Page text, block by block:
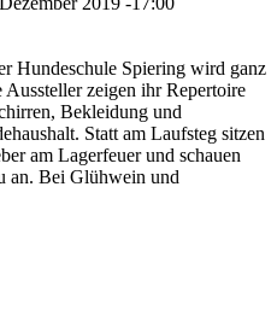
Hundeschule Spiering wird ganz
zeigen ihr Repertoire
Bekleidung und
Statt am Laufsteg sitzen
am Lagerfeuer und schauen
an. Bei Glühwein und